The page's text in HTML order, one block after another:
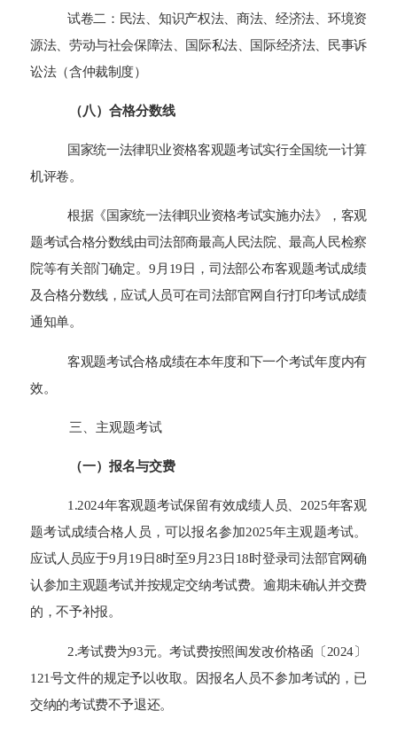
试卷二：民法、知识产权法、商法、经济法、环境资
源法、劳动与社会保障法、国际私法、国际经济法、民事诉
讼法（含仲裁制度）
（八 ） 合格分数线
国家统一法律职业资格客观题考试实行全国统一计算
机评卷。
根据《国家统一法律职业资格考试实施办法》，客观
题考试合格分数线由司法部商最高人民法院、最高人民检察
院等有关部门确定。9月 19 日，司法部公布客观题考试成绩
及合格分数线，应试人员可在司法部官网自行打印考试成绩
通知单。
客观题考试合格成绩在本年度和下一个考试年度内有
效。
三、主观题考试
（一）报名与交费
1.2024年客观题考试保留有效成绩人员、2025年客观
题考试成绩合格人员，可以报名参加2025年主观题考试。
应试人员应于9月19日8时至9月23日18时登录司法部官网确
认参加主观题考试并按规定交纳考试费。逾期未确认并交费
的，不予补报。
2.考试费为93元。考试费按照闽发改价格函〔2024〕
121号文件的规定予以收取。因报名人员不参加考试的，已
交纳的考试费不予退还。